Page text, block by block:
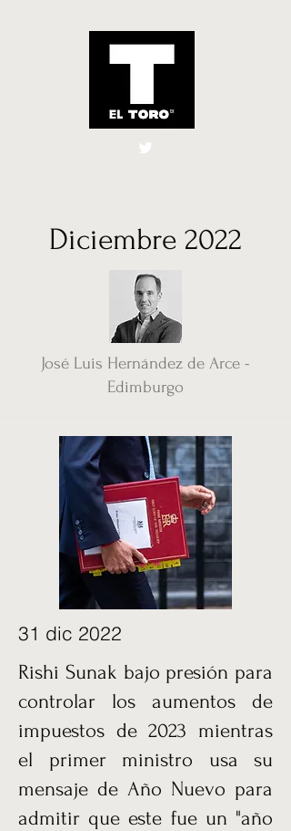
El Toro España
Diciembre 2022
José Luis Hernández de Arce -
Edimburgo
31 dic 2022
Rishi Sunak bajo presión para
controlar los aumentos de
impuestos de 2023 mientras
el primer ministro usa su
mensaje de Año Nuevo para
admitir que este fue un "año